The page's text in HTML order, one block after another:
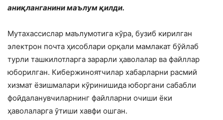
аниқланганини маълум қилди.
Мутахассислар маълумотига кўра, бузиб кирилган
электрон почта ҳисоблари орқали мамлакат бўйлаб
турли ташкилотларга зарарли ҳаволалар ва файллар
юборилган. Кибержиноятчилар хабарларни расмий
хизмат ёзишмалари кўринишида юборгани сабабли
фойдаланувчиларнинг файлларни очиши ёки
ҳаволаларга ўтиши хавфи ошган.